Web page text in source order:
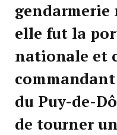
elle fut la
nationale et
du Puy-de-
de tourner